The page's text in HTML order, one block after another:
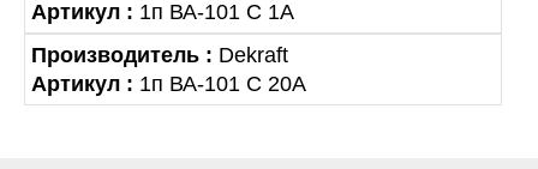
Артикул : 1п ВА-101 С 1А
Производитель : Dekraft
Артикул : 1п ВА-101 С 20А